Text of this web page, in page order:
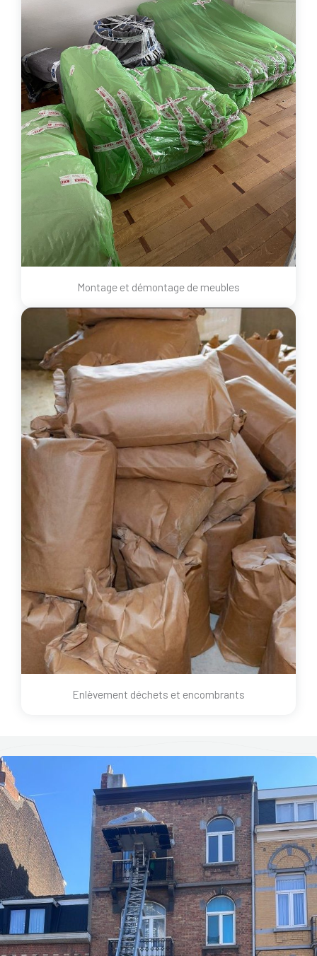
Montage et démontage de meubles
Enlèvement déchets et encombrants